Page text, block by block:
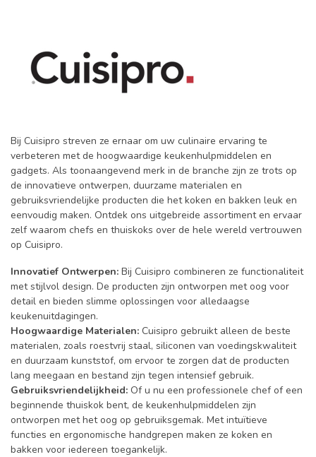
Bij Cuisipro streven ze ernaar om uw culinaire ervaring te
verbeteren met de hoogwaardige keukenhulpmiddelen en
gadgets. Als toonaangevend merk in de branche zijn ze trots op
de innovatieve ontwerpen, duurzame materialen en
gebruiksvriendelijke producten die het koken en bakken leuk en
eenvoudig maken. Ontdek ons uitgebreide assortiment en ervaar
zelf waarom chefs en thuiskoks over de hele wereld vertrouwen
op Cuisipro.
Innovatief Ontwerpen: Bij Cuisipro combineren ze functionaliteit
met stijlvol design. De producten zijn ontworpen met oog voor
detail en bieden slimme oplossingen voor alledaagse
keukenuitdagingen.
Hoogwaardige Materialen: Cuisipro gebruikt alleen de beste
materialen, zoals roestvrij staal, siliconen van voedingskwaliteit
en duurzaam kunststof, om ervoor te zorgen dat de producten
lang meegaan en bestand zijn tegen intensief gebruik.
Gebruiksvriendelijkheid: Of u nu een professionele chef of een
beginnende thuiskok bent, de keukenhulpmiddelen zijn
ontworpen met het oog op gebruiksgemak. Met intuïtieve
functies en ergonomische handgrepen maken ze koken en
bakken voor iedereen toegankelijk.